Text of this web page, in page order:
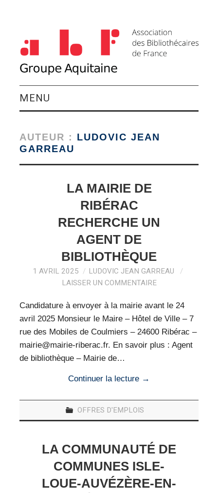
MENU
ACTIVITÉS DU
AGENDA
VEILLE PRO
RESSOURCES
OFFRES D’EMPLOIS
AUTEUR : LUDOVIC JEAN
GARREAU
LA MAIRIE DE
RIBÉRAC
RECHERCHE UN
AGENT DE
BIBLIOTHÈQUE
1 AVRIL 2025
LUDOVIC JEAN GARREAU
LAISSER UN COMMENTAIRE
Candidature à envoyer à la mairie avant le 24
avril 2025 Monsieur le Maire – Hôtel de Ville – 7
rue des Mobiles de Coulmiers – 24600 Ribérac –
mairie@mairie-riberac.fr. En savoir plus : Agent
de bibliothèque – Mairie de…
Continuer la lecture →
OFFRES D'EMPLOIS
LA COMMUNAUTÉ DE
COMMUNES ISLE-
LOUE-AUVÉZÈRE-EN-